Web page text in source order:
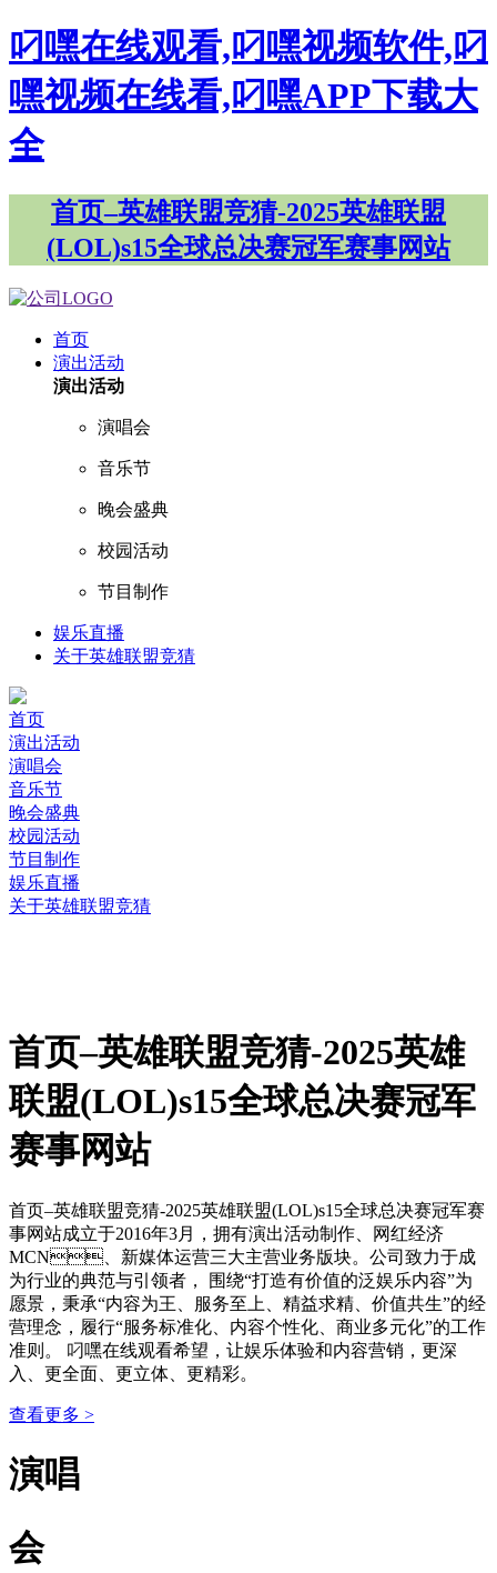
叼嘿在线观看,叼嘿视频软件,叼
嘿视频在线看,叼嘿APP下载大
全
首页–英雄联盟竞猜-2025英雄联盟
(LOL)s15全球总决赛冠军赛事网站
首页
演出活动
演出活动
演唱会
音乐节
晚会盛典
校园活动
节目制作
娱乐直播
关于英雄联盟竞猜
首页
演出活动
演唱会
音乐节
晚会盛典
校园活动
节目制作
娱乐直播
关于英雄联盟竞猜
首页–英雄联盟竞猜-2025英雄
联盟(LOL)s15全球总决赛冠军
赛事网站
首页–英雄联盟竞猜-2025英雄联盟(LOL)s15全球总决赛冠军赛
事网站成立于2016年3月，拥有演出活动制作、网红经济
MCN、新媒体运营三大主营业务版块。公司致力于成
为行业的典范与引领者， 围绕“打造有价值的泛娱乐内容”为
愿景，秉承“内容为王、服务至上、精益求精、价值共生”的经
营理念，履行“服务标准化、内容个性化、商业多元化”的工作
准则。 叼嘿在线观看希望，让娱乐体验和内容营销，更深
入、更全面、更立体、更精彩。
查看更多 >
演唱
会